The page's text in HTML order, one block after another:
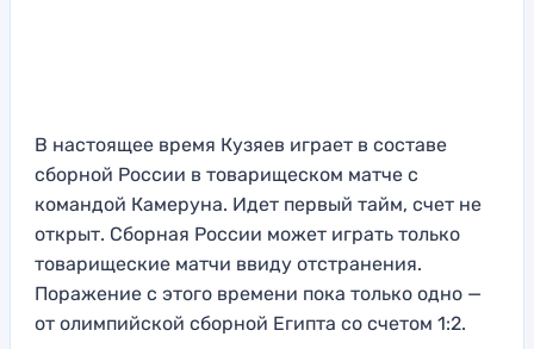
В настоящее время Кузяев играет в составе
сборной России в товарищеском матче с
командой Камеруна. Идет первый тайм, счет не
открыт. Сборная России может играть только
товарищеские матчи ввиду отстранения.
Поражение с этого времени пока только одно —
от олимпийской сборной Египта со счетом 1:2.